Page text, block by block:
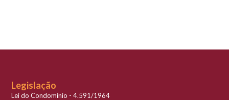
Legislação
Lei do Condomínio - 4.591/1964